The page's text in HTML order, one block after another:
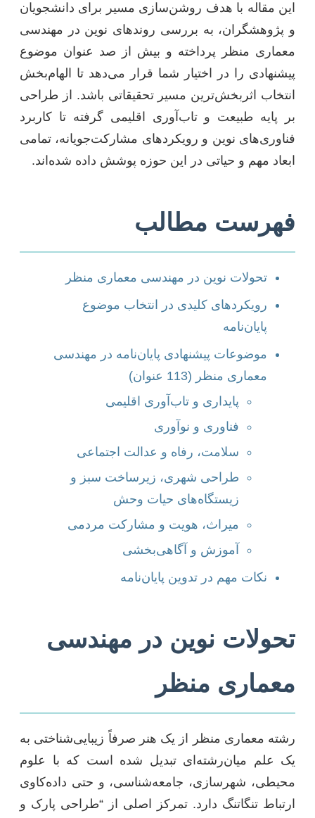
این مقاله با هدف روشن‌سازی مسیر برای دانشجویان
و پژوهشگران، به بررسی روندهای نوین در مهندسی
معماری منظر پرداخته و بیش از صد عنوان موضوع
پیشنهادی را در اختیار شما قرار می‌دهد تا الهام‌بخش
انتخاب اثربخش‌ترین مسیر تحقیقاتی باشد. از طراحی
بر پایه طبیعت و تاب‌آوری اقلیمی گرفته تا کاربرد
فناوری‌های نوین و رویکردهای مشارکت‌جویانه، تمامی
ابعاد مهم و حیاتی در این حوزه پوشش داده شده‌اند.
فهرست مطالب
تحولات نوین در مهندسی معماری منظر
رویکردهای کلیدی در انتخاب موضوع
پایان‌نامه
موضوعات پیشنهادی پایان‌نامه در مهندسی
معماری منظر (113 عنوان)
پایداری و تاب‌آوری اقلیمی
فناوری و نوآوری
سلامت، رفاه و عدالت اجتماعی
طراحی شهری، زیرساخت سبز و
زیستگاه‌های حیات وحش
میراث، هویت و مشارکت مردمی
آموزش و آگاهی‌بخشی
نکات مهم در تدوین پایان‌نامه
تحولات نوین در مهندسی
معماری منظر
رشته معماری منظر از یک هنر صرفاً زیبایی‌شناختی به
یک علم میان‌رشته‌ای تبدیل شده است که با علوم
محیطی، شهرسازی، جامعه‌شناسی، و حتی داده‌کاوی
ارتباط تنگاتنگ دارد. تمرکز اصلی از “طراحی پارک و